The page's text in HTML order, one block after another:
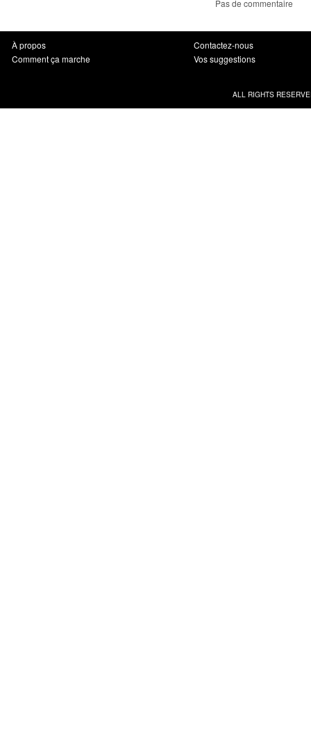
Pas de commentaire
À propos
Comment ça marche
Contactez-nous
Vos suggestions
ALL RIGHTS